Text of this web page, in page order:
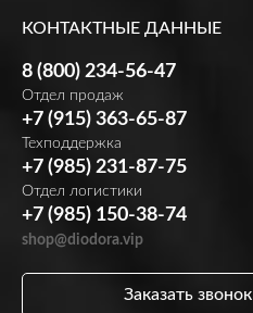
КОНТАКТНЫЕ ДАННЫЕ
8 (800) 234-56-47
Отдел продаж
+7 (915) 363-65-87
Техподдержка
+7 (985) 231-87-75
Отдел логистики
+7 (985) 150-38-74
shop@diodora.vip
Заказать звонок